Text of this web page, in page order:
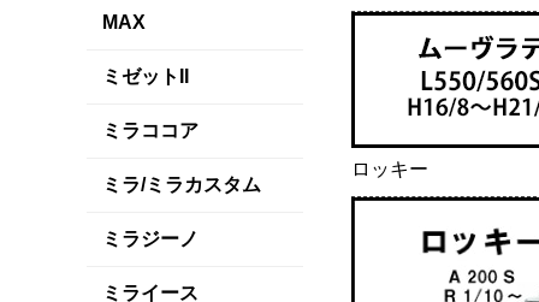
MAX
ミゼットII
ミラココア
ミラ/ミラカスタム
ミラジーノ
ミライース
ロッキー